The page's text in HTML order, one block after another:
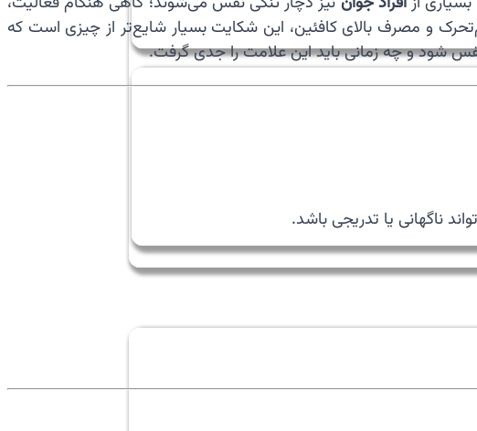
و مصرف بالای کافئین، این شکایت بسیار شایع‌تر از چیزی است که
شود و چه زمانی باید این علامت را جدی گرفت.
ناگهانی یا تدریجی باشد.